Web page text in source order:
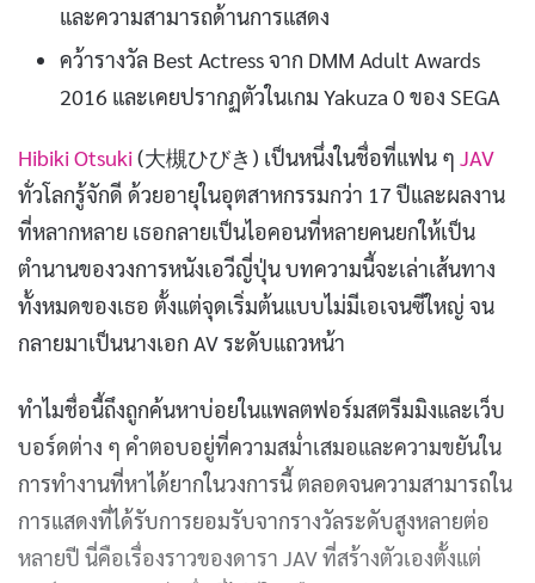
และความสามารถด้านการแสดง
คว้ารางวัล Best Actress จาก DMM Adult Awards
2016 และเคยปรากฏตัวในเกม Yakuza 0 ของ SEGA
Hibiki Otsuki(大槻ひびき) เป็นหนึ่งในชื่อที่แฟน ๆ JAV
ทั่วโลกรู้จักดี ด้วยอายุในอุตสาหกรรมกว่า 17 ปีและผลงาน
ที่หลากหลาย เธอกลายเป็นไอคอนที่หลายคนยกให้เป็น
ตำนานของวงการหนังเอวีญี่ปุ่น บทความนี้จะเล่าเส้นทาง
ทั้งหมดของเธอ ตั้งแต่จุดเริ่มต้นแบบไม่มีเอเจนซีใหญ่ จน
กลายมาเป็นนางเอก AV ระดับแถวหน้า
ทำไมชื่อนี้ถึงถูกค้นหาบ่อยในแพลตฟอร์มสตรีมมิงและเว็บ
บอร์ดต่าง ๆ คำตอบอยู่ที่ความสม่ำเสมอและความขยันใน
การทำงานที่หาได้ยากในวงการนี้ ตลอดจนความสามารถใน
การแสดงที่ได้รับการยอมรับจากรางวัลระดับสูงหลายต่อ
หลายปี นี่คือเรื่องราวของดารา JAV ที่สร้างตัวเองตั้งแต่